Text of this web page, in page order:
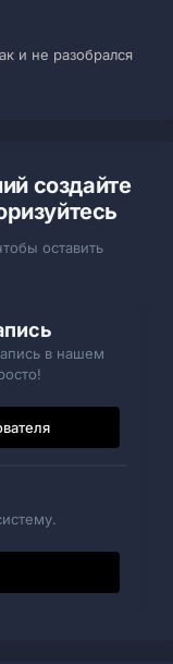
и не разобрался
создайте
оставить
в нашем